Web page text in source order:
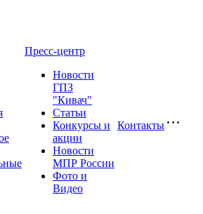
Пресс-центр
Новости
ГПЗ
"Кивач"
Статьи
Конкурсы и
акции
Новости
МПР России
Фото и
Видео
Контакты